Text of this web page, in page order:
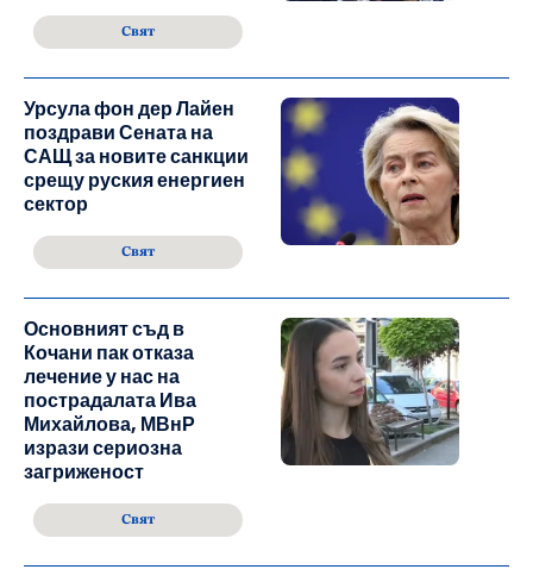
Свят
Урсула фон дер Лайен
поздрави Сената на
САЩ за новите санкции
срещу руския енергиен
сектор
Свят
Основният съд в
Кочани пак отказа
лечение у нас на
пострадалата Ива
Михайлова, МВнР
изрази сериозна
загриженост
Свят